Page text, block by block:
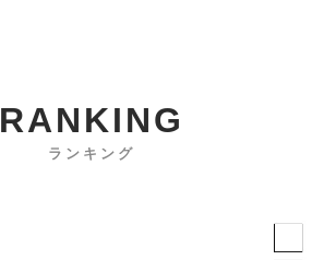
RANKING
ランキング